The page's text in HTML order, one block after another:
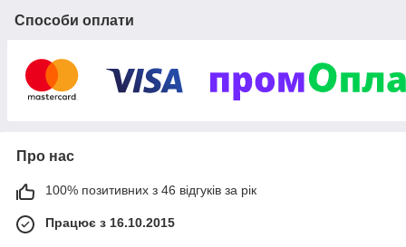
покупців. Інтернет-магазин «Світ книг» має можливість
«Підручники і посібники», «Торсинг», «Школа», «Богдан»,
«Ранок», «Картографія», «Літера» та інші. Великий
асортимент нашої продукції забезпечить примхи будь-якого
довготривалих пошуків по різних магазинах. Саме в нас Ви
знайдете все, що Вам необхідно.
Ваш правильний вибір з інтернет-магазином «Світ книг»!
Способи оплати
Про нас
100% позитивних з 46 відгуків за рік
Працює з 16.10.2015